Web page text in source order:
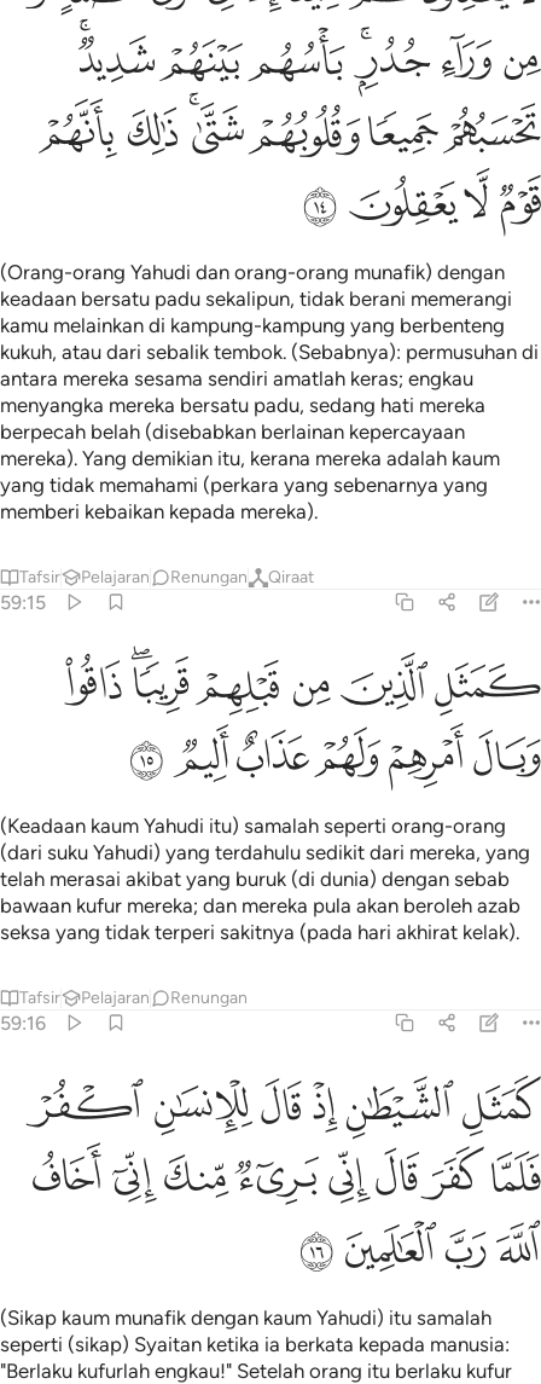
ﲞﲟﲠﲡﲢﲣﲤﲥ
ﲦﲧﲨﲩﲪ ﲫﲬ
ﲭﲮﲯﲰ
(Orang-orang Yahudi dan orang-orang munafik) dengan
keadaan bersatu padu sekalipun, tidak berani memerangi
kamu melainkan di kampung-kampung yang berbenteng
kukuh, atau dari sebalik tembok. (Sebabnya): permusuhan di
antara mereka sesama sendiri amatlah keras; engkau
menyangka mereka bersatu padu, sedang hati mereka
berpecah belah (disebabkan berlainan kepercayaan
mereka). Yang demikian itu, kerana mereka adalah kaum
yang tidak memahami (perkara yang sebenarnya yang
memberi kebaikan kepada mereka).
Tafsir Pelajaran Renungan Qiraat
59:15
كمثل الذين من قبلهم قريبا ذاقوا وبال امرهم ولهم عذاب اليم ١٥
كَمَثَلِ ٱلَّذِينَ مِن قَبْلِهِمْ قَرِيبًۭا ۖ ذَاقُوا۟ وَبَالَ أَمْرِهِمْ وَلَهُمْ عَذَابٌ
ﲱﲲﲳ ﲴﲵﲶﲷ
ﲸﲹﲺﲻﲼﲽ
(Keadaan kaum Yahudi itu) samalah seperti orang-orang
(dari suku Yahudi) yang terdahulu sedikit dari mereka, yang
telah merasai akibat yang buruk (di dunia) dengan sebab
bawaan kufur mereka; dan mereka pula akan beroleh azab
seksa yang tidak terperi sakitnya (pada hari akhirat kelak).
Tafsir Pelajaran Renungan
59:16
كمثل الشيطان اذ قال للانسان اكفر فلما كفر قال اني بريء منك اني
كَمَثَلِ ٱلشَّيْطَـٰنِ إِذْ قَالَ لِلْإِنسَـٰنِ ٱكْفُرْ فَلَمَّا كَفَرَ قَالَ إِنِّى
ﲾﲿﳀﳁﳂﳃ
ﳄﳅﳆﳇﳈﳉﳊﳋ
ﳌﳍﳎﳏ
(Sikap kaum munafik dengan kaum Yahudi) itu samalah
seperti (sikap) Syaitan ketika ia berkata kepada manusia:
"Berlaku kufurlah engkau!" Setelah orang itu berlaku kufur